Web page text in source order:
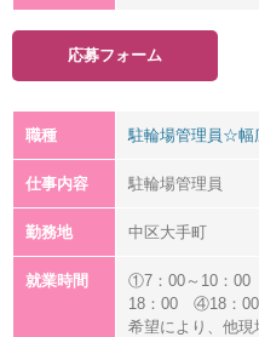
応募フォーム
職種 駐輪場管理員☆幅
仕事内容 駐輪場管理員
勤務地 中区大手町
就業時間
①7：00～10：
18：00 ④18：00
希望により、他